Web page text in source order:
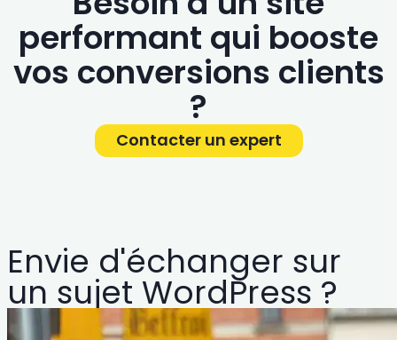
performant qui booste
vos conversions clients
?
Contacter un expert
Envie d'échanger sur
un sujet WordPress ?